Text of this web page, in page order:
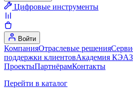
Цифровые инструменты
Войти
КомпанияОтраслевые решения
поддержки клиентовАкадемия КЭАЗ
ПроектыПартнёрамКонтакты
Перейти в каталог